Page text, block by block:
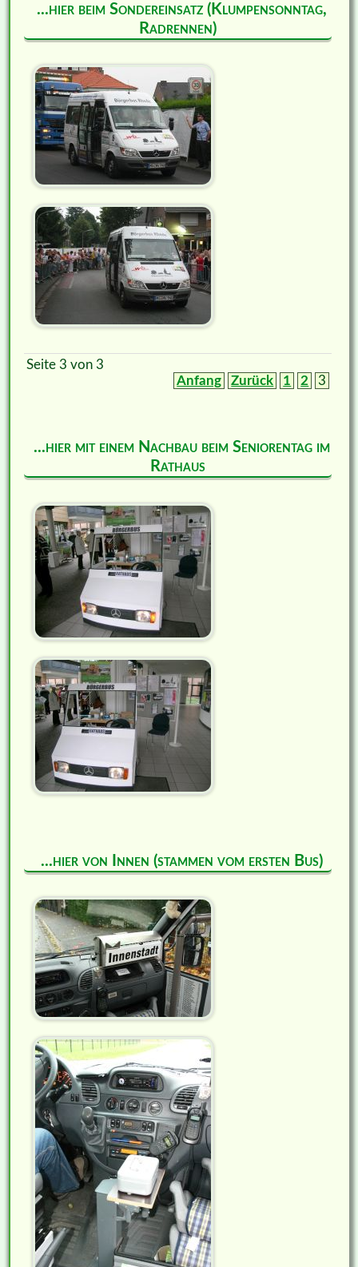
...hier beim Sondereinsatz (Klumpensonntag,
Radrennen)
Seite 3 von 3
Anfang
Zurück 1 2 3
...hier mit einem Nachbau beim Seniorentag im
Rathaus
...hier von Innen (stammen vom ersten Bus)